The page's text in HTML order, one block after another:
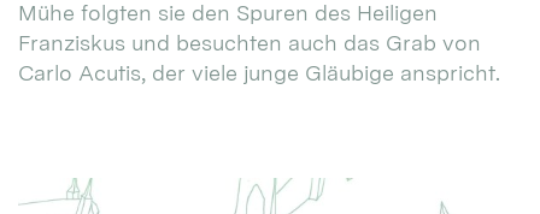
Mühe folgten sie den Spuren des Heiligen
Franziskus und besuchten auch das Grab von
Carlo Acutis, der viele junge Gläubige anspricht.